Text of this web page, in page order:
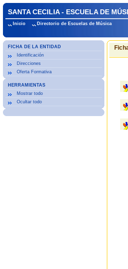
SANTA CECILIA - ESCUELA DE
Inicio Directorio de Escuelas de Música
FICHA DE LA ENTIDAD
Identificación
Direcciones
Oferta Formativa
HERRAMIENTAS
Mostrar todo
Ocultar todo